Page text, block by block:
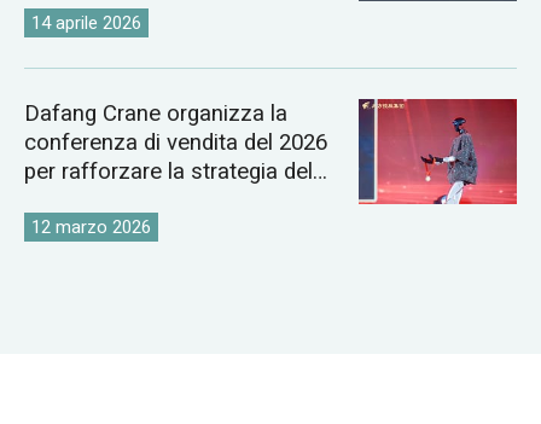
14 aprile 2026
Dafang Crane organizza la
conferenza di vendita del 2026
per rafforzare la strategia del
12 marzo 2026